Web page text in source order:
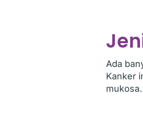
Ada
Kanker
mukosa.